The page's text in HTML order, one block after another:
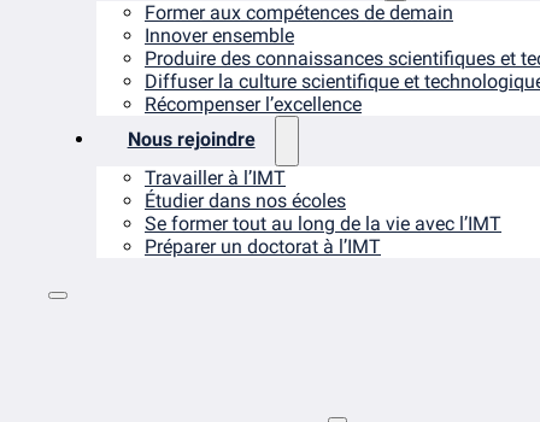
Former aux compétences de demain
Innover ensemble
Produire des connaissances scientifiques et
Diffuser la culture scientifique et
Récompenser l’excellence
Nous rejoindre
Travailler à l’IMT
Étudier dans nos écoles
Se former tout au long de la vie avec l’IMT
Préparer un doctorat à l’IMT